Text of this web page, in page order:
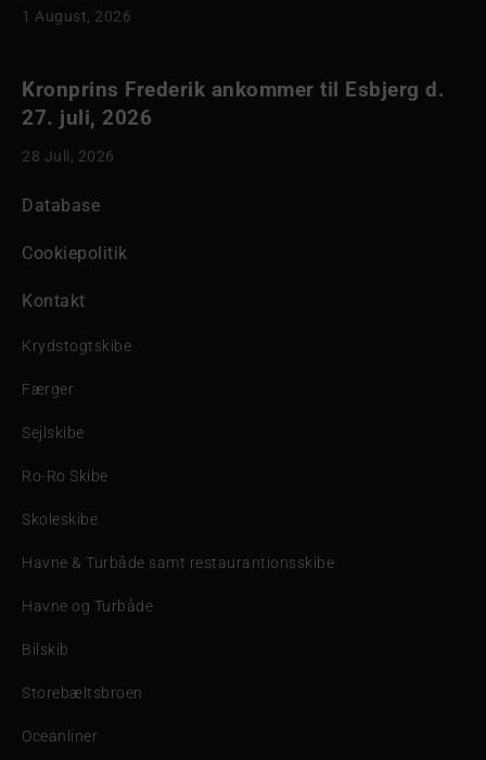
1 August, 2026
Kronprins Frederik ankommer til Esbjerg d.
27. juli, 2026
28 Juli, 2026
Database
Cookiepolitik
Kontakt
Krydstogtskibe
Færger
Sejlskibe
Ro-Ro Skibe
Skoleskibe
Havne & Turbåde samt restaurantionsskibe
Havne og Turbåde
Bilskib
Storebæltsbroen
Oceanliner